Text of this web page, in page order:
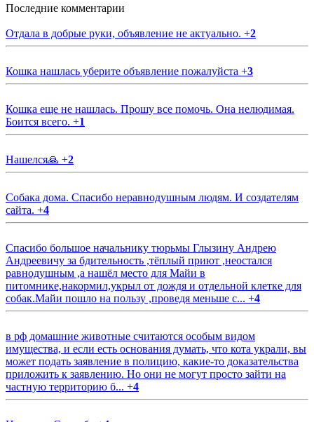
Последние комментарии
Отдала в добрые руки, объявление не актуально. +2
Кошка нашлась уберите объявление пожалуйста +3
Кошка еще не нашлась. Прошу все помочь. Она нелюдимая.
Боится всего. +1
Нашелся🙏 +2
Собака дома. Спасибо неравнодушным людям. И создателям
сайта. +4
Спасибо большое начальнику тюрьмы Глызину Андрею
Андреевичу за бдительность ,тёплый приют ,неостался
равнодушным ,а нашёл место для Майи в
питомнике,накормил,укрыл от дождя и отдельной клетке для
собак.Майи пошло на пользу ,проведя меньше с... +4
в рф домашние животные считаются особым видом
имущества, и если есть основания думать, что кота украли, вы
может подать заявление в полицию, какие-то доказательства
приложить к заявлению. Но они не могут просто зайти на
частную территорию б... +4